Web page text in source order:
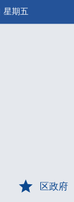
星期五
区政府